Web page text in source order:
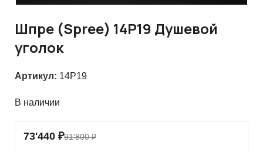
Шпре (Spree) 14P19 Душевой
уголок
Артикул: 14P19
В наличии
73'440 ₽91'800₽